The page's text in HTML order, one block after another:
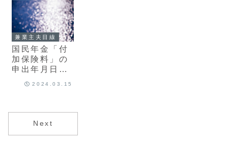
兼業主夫目線
国民年金「付
加保険料」の
申出年月日は
2024.03.15
Next